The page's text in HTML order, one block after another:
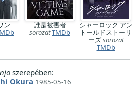
ン
誰是被害者
sorozatTMDb
シャーロック アン
トールドストーリ
ーズsorozat
TMDb
szerepében:
Okura 1985-05-16